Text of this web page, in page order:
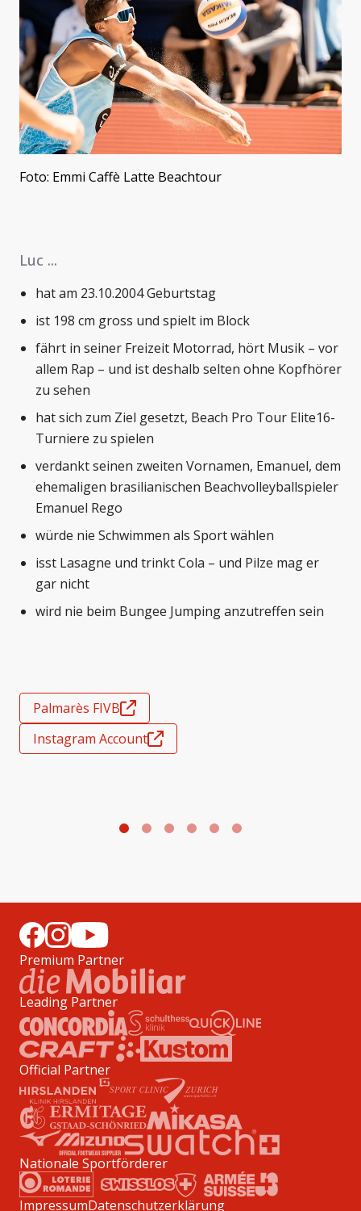
Foto: Emmi Caffè Latte Beachtour
Luc ...
hat am 23.10.2004 Geburtstag
ist 198 cm gross und spielt im Block
fährt in seiner Freizeit Motorrad, hört Musik – vor
allem Rap – und ist deshalb selten ohne Kopfhörer
zu sehen
hat sich zum Ziel gesetzt, Beach Pro Tour Elite16-
Turniere zu spielen
verdankt seinen zweiten Vornamen, Emanuel, dem
ehemaligen brasilianischen Beachvolleyballspieler
Emanuel Rego
würde nie Schwimmen als Sport wählen
isst Lasagne und trinkt Cola – und Pilze mag er
gar nicht
wird nie beim Bungee Jumping anzutreffen sein
Palmarès FIVB
Instagram Account
Premium Partner
Leading Partner
Official Partner
Nationale Sportförderer
ImpressumDatenschutzerklärung